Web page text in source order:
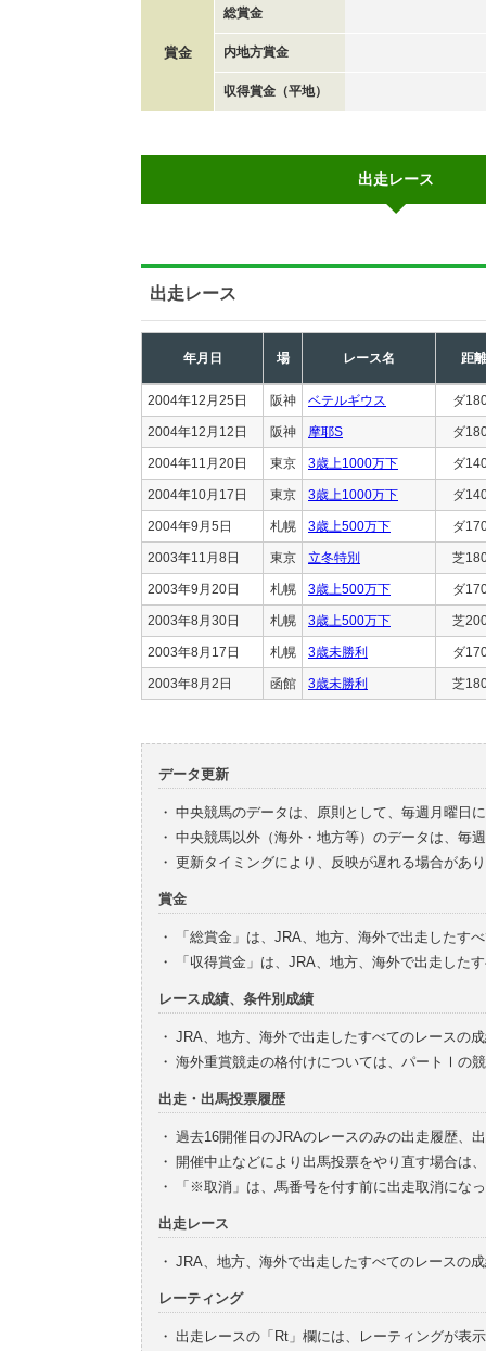
賞金
総賞金
内地方賞金
収得賞金（平地）
出走レース
出走レース
年月日 場 レース名 距離
2004年12月25日 阪神 ベテルギウス ダ
2004年12月12日 阪神 摩耶S ダ
2004年11月20日 東京 3歳上1000万下 ダ
2004年10月17日 東京 3歳上1000万下 ダ
2004年9月5日 札幌 3歳上500万下 ダ
2003年11月8日 東京 立冬特別 芝
2003年9月20日 札幌 3歳上500万下 ダ
2003年8月30日 札幌 3歳上500万下 芝
2003年8月17日 札幌 3歳未勝利 ダ
2003年8月2日 函館 3歳未勝利 芝
データ更新
・ 中央競馬のデータは、原則として、毎週月曜日
・ 中央競馬以外（海外・地方等）のデータは、毎
・ 更新タイミングにより、反映が遅れる場合があ
賞金
・
「総賞金」は、JRA、地方、海外で出走したす
・
「収得賞金」は、JRA、地方、海外で出走した
レース成績、条件別成績
・ JRA、地方、海外で出走したすべてのレースの
・ 海外重賞競走の格付けについては、パートⅠの
出走・出馬投票履歴
・ 過去16開催日のJRAのレースのみの出走履歴、
・ 開催中止などにより出馬投票をやり直す場合は
・
「※取消」は、馬番号を付す前に出走取消にな
出走レース
・ JRA、地方、海外で出走したすべてのレースの
レーティング
・ 出走レースの「Rt」欄には、レーティングが表